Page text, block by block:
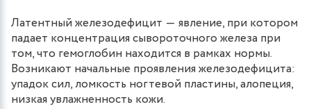
Латентный железодефицит ― явление, при котором
падает концентрация сывороточного железа при
том, что гемоглобин находится в рамках нормы.
Возникают начальные проявления железодефицита:
упадок сил, ломкость ногтевой пластины, алопеция,
низкая увлажненность кожи.